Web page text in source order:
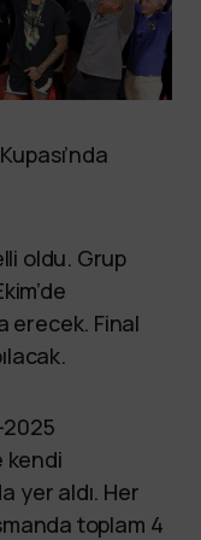
oldu. Grup
erecek. Final
2025
kendi
yer aldı. Her
toplam 4